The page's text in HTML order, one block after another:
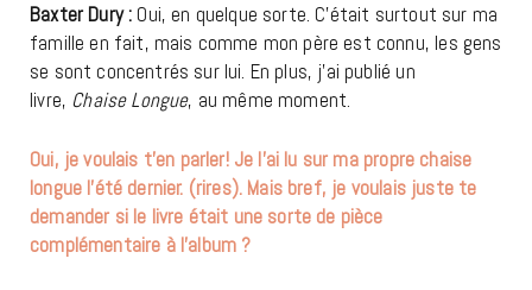
Baxter Dury : Oui, en quelque sorte. C’était surtout sur ma
famille en fait, mais comme mon père est connu, les gens
se sont concentrés sur lui. En plus, j’ai publié un
livre, Chaise Longue, au même moment.
Oui, je voulais t’en parler! Je l’ai lu sur ma propre chaise
longue l’été dernier. (rires). Mais bref, je voulais juste te
demander si le livre était une sorte de pièce
complémentaire à l’album ?